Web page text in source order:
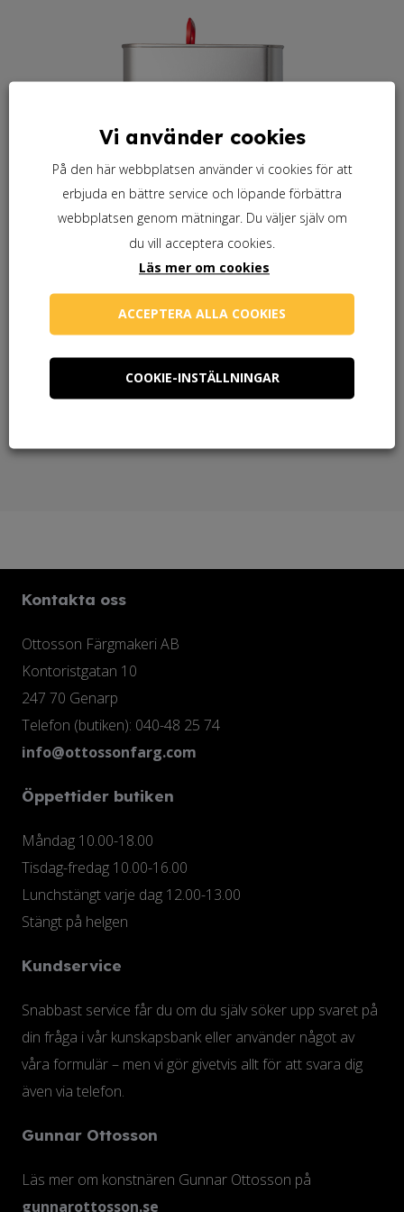
Kontakta oss
Ottosson Färgmakeri AB
Kontoristgatan 10
247 70 Genarp
Telefon (butiken): 040-48 25 74
info@ottossonfarg.com
Öppettider butiken
Måndag 10.00-18.00
Tisdag-fredag 10.00-16.00
Lunchstängt varje dag 12.00-13.00
Stängt på helgen
Kundservice
Snabbast service får du om du själv söker upp svaret på
din fråga i vår kunskapsbank eller använder något av
våra formulär – men vi gör givetvis allt för att svara dig
även via telefon.
Gunnar Ottosson
Läs mer om konstnären Gunnar Ottosson på
gunnarottosson.se
Vi använder cookies
På den här webbplatsen använder vi cookies för att
erbjuda en bättre service och löpande förbättra
webbplatsen genom mätningar. Du väljer själv om
du vill acceptera cookies.
Läs mer om cookies
ACCEPTERA ALLA COOKIES
COOKIE-INSTÄLLNINGAR